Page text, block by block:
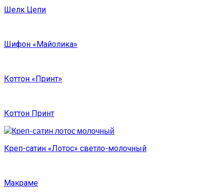
Шелк Цепи
Шифон «Майолика»
Коттон «Принт»
Коттон Принт
Креп-сатин «Лотос» светло-молочный
Макраме